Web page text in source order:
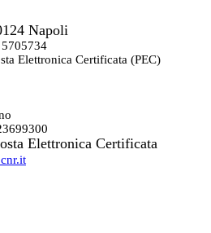
Napoli
Elettronica Certificata (PEC)
Elettronica Certificata